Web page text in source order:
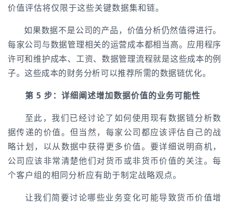
价值评估将仅限于这些关键数据集和链。
如果数据不是公司的产品，价值分析仍然值得进行。
每家公司与数据管理相关的运营成本都相当高。应用程序
许可和维护成本、工资、数据管理流程就是这些成本的例
子。这些成本的财务分析可以推荐所需的数据链优化。
第 5 步：详细阐述增加数据价值的业务可能性
至此，我们已经讨论了如何使用现有数据链分析数
据传递的价值。但当然，每家公司都应该评估自己的战
略计划，以从数据中获得更多价值。要详细说明商机，
公司应该非常清楚他们对货币或非货币价值的关注。每
个客户组的相同分析应有助于制定战略观点。
让我们简要讨论哪些业务变化可能导致货币价值增